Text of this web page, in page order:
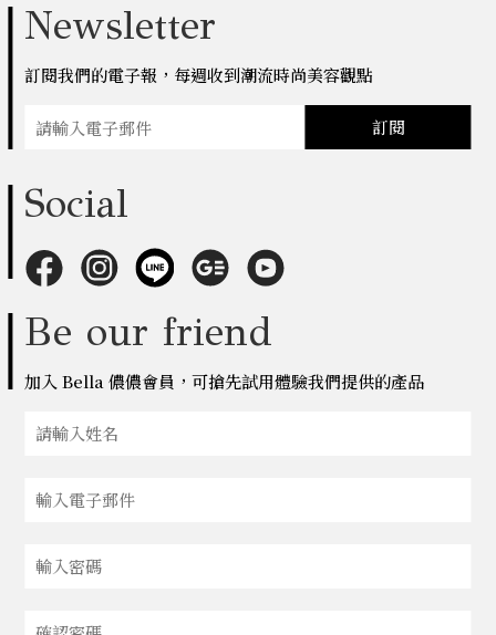
Newsletter
訂閱我們的電子報，每週收到潮流時尚美容觀點
訂閱
Social
Be our friend
加入 Bella 儂儂會員，可搶先試用體驗我們提供的產品